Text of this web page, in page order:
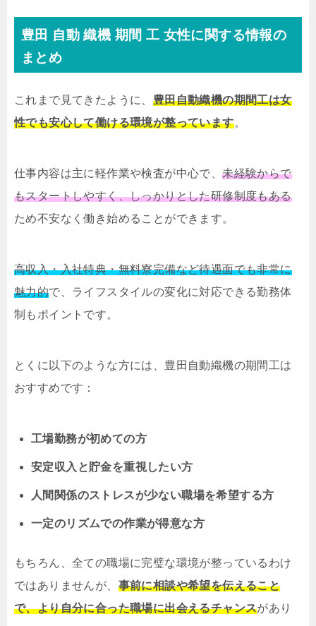
豊田 自動 織機 期間 工 女性に関する情報の
まとめ
これまで見てきたように、 豊田自動織機の期間工は女
性でも安心して働ける環境が整っています。
仕事内容は主に軽作業や検査が中心で、未経験からで
もスタートしやすく、しっかりとした研修制度もある
ため不安なく働き始めることができます。
高収入・入社特典・無料寮完備など待遇面でも非常に
魅力的で、ライフスタイルの変化に対応できる勤務体
制もポイントです。
とくに以下のような方には、豊田自動織機の期間工は
おすすめです：
工場勤務が初めての方
安定収入と貯金を重視したい方
人間関係のストレスが少ない職場を希望する方
一定のリズムでの作業が得意な方
もちろん、全ての職場に完璧な環境が整っているわけ
ではありませんが、 事前に相談や希望を伝えること
で、より自分に合った職場に出会えるチャンスがあり